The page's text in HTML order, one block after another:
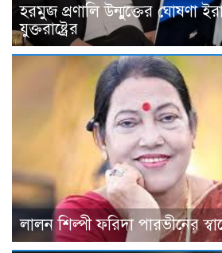
হরমুজ প্রণালি উন্মুক্তের ঘোষণা
যুক্তরাষ্ট্রের
লালন শিল্পী ফরিদা পারভীনের